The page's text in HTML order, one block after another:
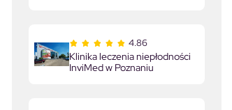
4.86
Klinika leczenia niepłodności
InviMed w Poznaniu